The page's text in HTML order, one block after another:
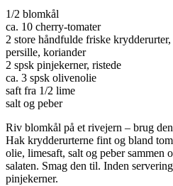
1/2 blomkål
ca. 10 cherry-tomater
2 store håndfulde friske
persille, koriander
2 spsk pinjekerner, ristede
ca. 3 spsk olivenolie
saft fra 1/2 lime
salt og peber
Riv blomkål på et rivejern – brug
Hak krydderurterne fint og bland
olie, limesaft, salt og peber sammen
salaten. Smag den til. Inden
pinjekerner.